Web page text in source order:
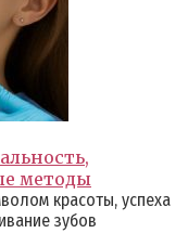
методы
красоты, успеха
зубов